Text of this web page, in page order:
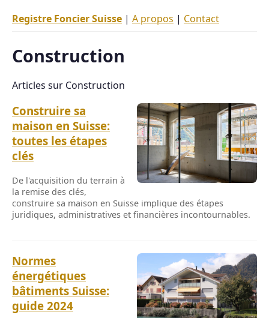
Registre Foncier Suisse | A propos | Contact
Construction
Articles sur Construction
Construire sa
maison en Suisse:
toutes les étapes
clés
De l'acquisition du terrain à
la remise des clés,
construire sa maison en Suisse implique des étapes
juridiques, administratives et financières incontournables.
Normes
énergétiques
bâtiments Suisse:
guide 2024